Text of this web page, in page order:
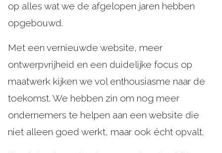
op alles wat we de afgelopen jaren hebben
opgebouwd.
Met een vernieuwde website, meer
ontwerpvrijheid en een duidelijke focus op
maatwerk kijken we vol enthousiasme naar de
toekomst. We hebben zin om nog meer
ondernemers te helpen aan een website die
niet alleen goed werkt, maar ook écht opvalt.